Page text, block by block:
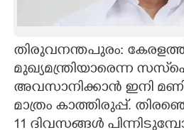
CARTOONS
LITERATURE
ZOOM
തിരുവനന്തപുരം:
മുഖ്യമന്ത്രിയാരെന്ന
അവസാനിക്കാന്‍ ഇനി
മാത്രം കാത്തിരുപ്പ്.
11 ദിവസങ്ങള്‍